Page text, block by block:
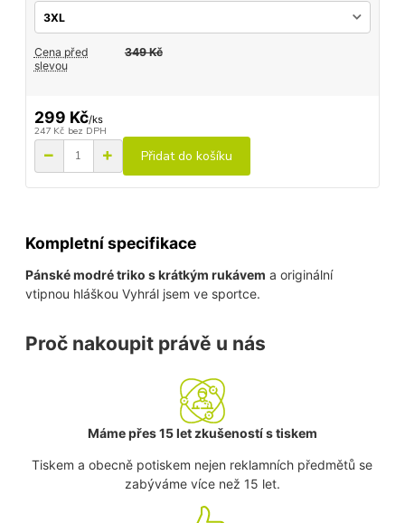
Cena před
slevou
349 Kč
299 Kč/ks
247 Kč bez DPH
Přidat do košíku
Kompletní specifikace
Pánské modré triko s krátkým rukávem a originální
vtipnou hláškou Vyhrál jsem ve sportce.
Proč nakoupit právě u nás
Máme přes 15 let zkušeností s tiskem
Tiskem a obecně potiskem nejen reklamních předmětů se
zabýváme více než 15 let.